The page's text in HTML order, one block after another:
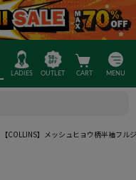
LADIES OUTLET CART MENU
【COLLINS】メッシュヒョウ柄半袖フ